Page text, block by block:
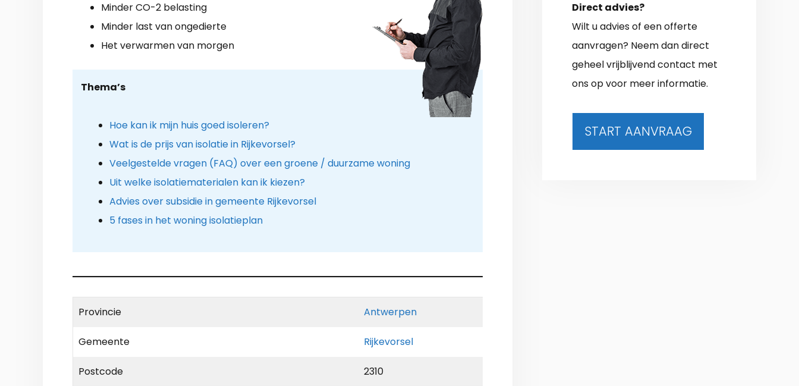
Minder CO-2 belasting
Minder last van ongedierte
Het verwarmen van morgen
Thema’s
Hoe kan ik mijn huis goed isoleren?
Wat is de prijs van isolatie in Rijkevorsel?
Veelgestelde vragen (FAQ) over een groene / duurzame woning
Uit welke isolatiematerialen kan ik kiezen?
Advies over subsidie in gemeente Rijkevorsel
5 fases in het woning isolatieplan
Provincie Antwerpen
Gemeente Rijkevorsel
Postcode 2310
Direct advies?
Wilt u advies of een offerte
aanvragen? Neem dan direct
geheel vrijblijvend contact met
ons op voor meer informatie.
START AANVRAAG